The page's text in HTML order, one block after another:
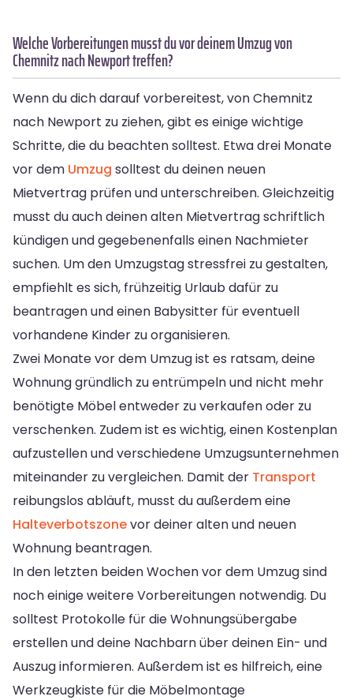
Welche Vorbereitungen musst du vor deinem Umzug von
Chemnitz nach Newport treffen?
Wenn du dich darauf vorbereitest, von Chemnitz
nach Newport zu ziehen, gibt es einige wichtige
Schritte, die du beachten solltest. Etwa drei Monate
vor dem Umzug solltest du deinen neuen
Mietvertrag prüfen und unterschreiben. Gleichzeitig
musst du auch deinen alten Mietvertrag schriftlich
kündigen und gegebenenfalls einen Nachmieter
suchen. Um den Umzugstag stressfrei zu gestalten,
empfiehlt es sich, frühzeitig Urlaub dafür zu
beantragen und einen Babysitter für eventuell
vorhandene Kinder zu organisieren.
Zwei Monate vor dem Umzug ist es ratsam, deine
Wohnung gründlich zu entrümpeln und nicht mehr
benötigte Möbel entweder zu verkaufen oder zu
verschenken. Zudem ist es wichtig, einen Kostenplan
aufzustellen und verschiedene Umzugsunternehmen
miteinander zu vergleichen. Damit der Transport
reibungslos abläuft, musst du außerdem eine
Halteverbotszonevor deiner alten und neuen
Wohnung beantragen.
In den letzten beiden Wochen vor dem Umzug sind
noch einige weitere Vorbereitungen notwendig. Du
solltest Protokolle für die Wohnungsübergabe
erstellen und deine Nachbarn über deinen Ein- und
Auszug informieren. Außerdem ist es hilfreich, eine
Werkzeugkiste für die Möbelmontage